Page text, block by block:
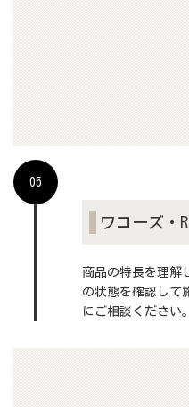
05
ワコーズ・
商品の特長を理解
の状態を確認して
にご相談ください。